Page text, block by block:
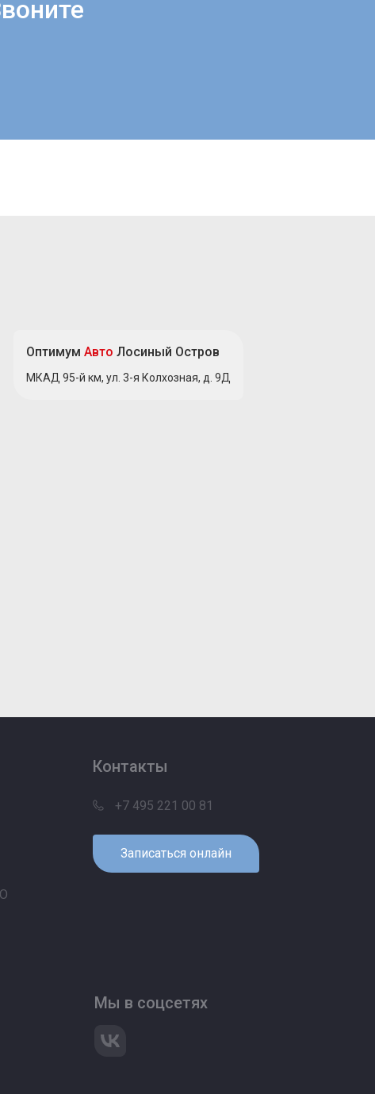
Оптимум Авто Лосиный Остров
МКАД 95-й км, ул. 3-я Колхозная, д. 9Д
Контакты
+7 495 221 00 81
Записаться онлайн
Мы в соцсетях